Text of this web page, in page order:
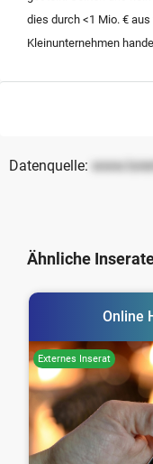
dies durch <1 Mio. €
Kleinunternehmen
Datenquelle:
Ähnliche
Online